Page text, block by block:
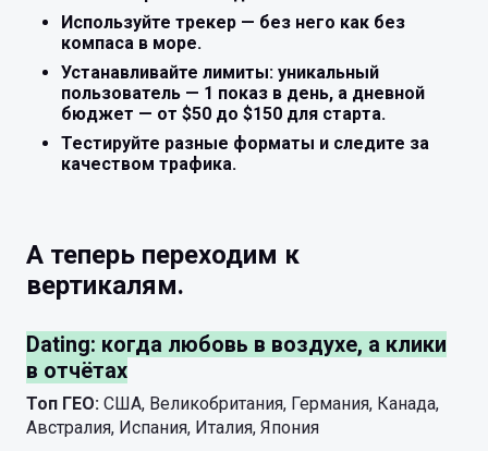
Используйте трекер — без него как без
компаса в море.
Устанавливайте лимиты: уникальный
пользователь — 1 показ в день, а дневной
бюджет — от $50 до $150 для старта.
Тестируйте разные форматы и следите за
качеством трафика.
А теперь переходим к
вертикалям.
Dating: когда любовь в воздухе, а клики
в отчётах
Топ ГЕО: США, Великобритания, Германия, Канада,
Австралия, Испания, Италия, Япония